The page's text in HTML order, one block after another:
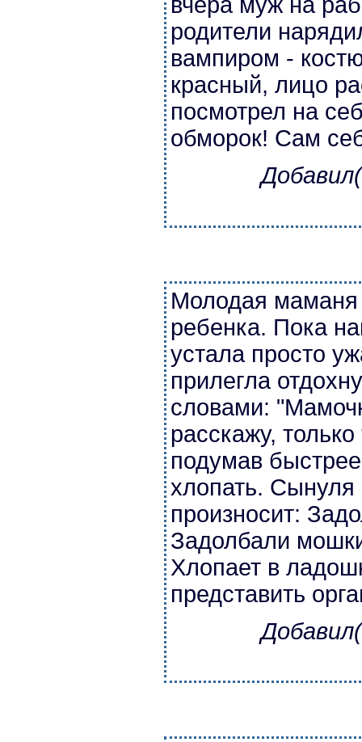
родители
вампиром -
красный, лицо
посмотрел на
обморок! Сам
Молодая маманя
ребенка. Пока
устала просто
прилегла
словами:
расскажу,
подумав
хлопать. Сынуля
произносит:
Задолбали
Хлопает в
представить